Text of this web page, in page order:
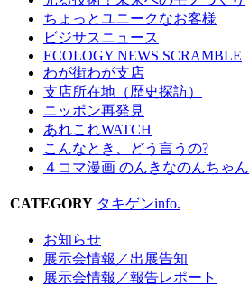
ちょっとユニークなお客様
ビジサスニュース
ECOLOGY NEWS SCRAMBLE
わが街わが支店
支店所在地（歴史探訪）
ニッポン再発見
あれこれWATCH
こんなとき、どう言うの?
４コマ漫画 のんきなのんちゃん
CATEGORY タキゲンinfo.
お知らせ
展示会情報／出展告知
展示会情報／報告レポート